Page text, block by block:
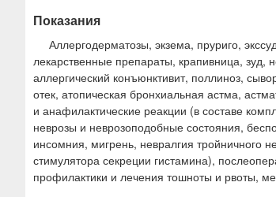
Показания
Аллергодерматозы, экзема, пруриго,
лекарственные препараты, крапивница, зуд,
аллергический конъюнктивит, поллиноз,
отек, атопическая бронхиальная астма,
и анафилактические реакции (в составе
неврозы и неврозоподобные состояния,
инсомния, мигрень, невралгия тройничного
стимулятора секреции гистамина),
профилактики и лечения тошноты и рвоты,